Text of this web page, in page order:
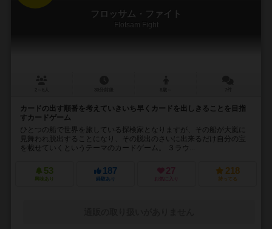
フロッサム・ファイト
Flotsam Fight
カードの出す順番を考えていきいち早くカードを出しきることを目指
すカードゲーム
ひとつの船で世界を旅している探検家となりますが、その船が大嵐に
見舞われ脱出することになり、その脱出のさいに出来るだけ自分の宝
を載せていくというテーマのカードゲーム。 ３ラウ...
53
興味あり
187
経験あり
27
お気に入り
218
持ってる